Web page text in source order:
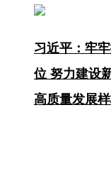
习近平：牢
位 努力建设
高质量发展